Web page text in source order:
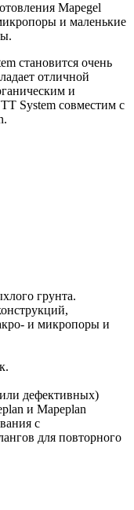
Mapegel
и маленькие
становится очень
отличной
и
System совместим с
грунта.
и микропоры и
дефективных)
и Mapeplan
с
для повторного